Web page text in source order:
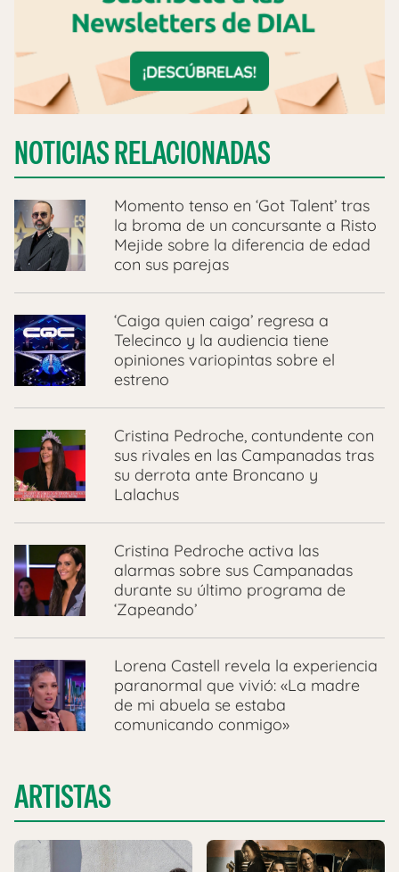
NOTICIAS RELACIONADAS
Momento tenso en ‘Got Talent’ tras
la broma de un concursante a Risto
Mejide sobre la diferencia de edad
con sus parejas
‘Caiga quien caiga’ regresa a
Telecinco y la audiencia tiene
opiniones variopintas sobre el
estreno
Cristina Pedroche, contundente con
sus rivales en las Campanadas tras
su derrota ante Broncano y
Lalachus
Cristina Pedroche activa las
alarmas sobre sus Campanadas
durante su último programa de
‘Zapeando’
Lorena Castell revela la experiencia
paranormal que vivió: «La madre
de mi abuela se estaba
comunicando conmigo»
ARTISTAS